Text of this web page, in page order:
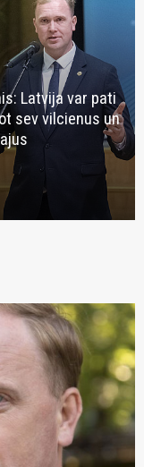
Latvija var pati
sev vilcienus un